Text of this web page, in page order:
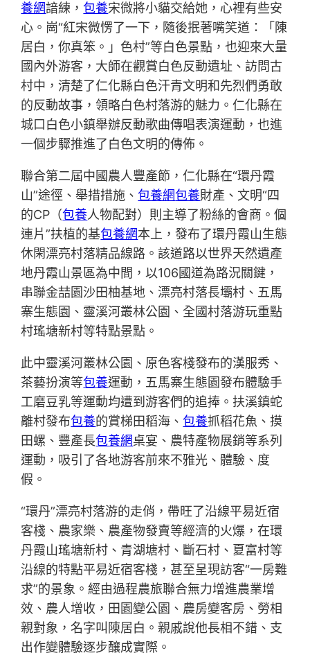
養網諳練，包養宋微將小貓交給她，心裡有些安
心。崗“紅宋微愣了一下，隨後抿著嘴笑道：「陳
居白，你真笨。」色村”等白色景點，也迎來大量
國內外游客，大師在觀賞白色反動遺址、訪問古
村中，清楚了仁化縣白色汗青文明和先烈們勇敢
的反動故事，領略白色村落游的魅力。仁化縣在
城口白色小鎮舉辦反動歌曲傳唱表演運動，也進
一個步驟推進了白色文明的傳佈。
聯合第二屆中國農人豐產節，仁化縣在“環丹霞
山”途徑、舉措措施、包養網包養財產、文明“四
的CP（包養人物配對）則主導了粉絲的會商。個
連片”扶植的基包養網本上，發布了環丹霞山生態
休閑漂亮村落精品線路。該道路以世界天然遺產
地丹霞山景區為中間，以106國道為路況關鍵，
串聯金喆園沙田柚基地、漂亮村落長壩村、五馬
寨生態園、靈溪河叢林公園、全國村落游玩重點
村瑤塘新村等特點景點。
此中靈溪河叢林公園、原色客棧發布的漢服秀、
茶藝扮演等包養運動，五馬寨生態園發布體驗手
工磨豆乳等運動均遭到游客們的追捧。扶溪鎮蛇
離村發布包養的賞梯田稻海、包養抓稻花魚、摸
田螺、豐產長包養網桌宴、農特產物展銷等系列
運動，吸引了各地游客前來不雅光、體驗、度
假。
“環丹”漂亮村落游的走俏，帶旺了沿線平易近宿
客棧、農家樂、農產物發賣等經濟的火爆，在環
丹霞山瑤塘新村、青湖塘村、斷石村、夏富村等
沿線的特點平易近宿客棧，甚至呈現訪客“一房難
求”的景象。經由過程農旅聯合無力增進農業增
效、農人增收，田園變公園、農房變客房、勞相
親對象，名字叫陳居白。親戚說他長相不錯、支
出作變體驗逐步釀成實際。